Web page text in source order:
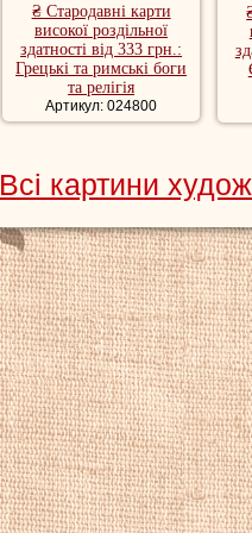
₴ Стародавні карти
високої роздільної
здатності від 333 грн.:
Грецькі та римські боги
та релігія
Артикул: 024800
Всі картини